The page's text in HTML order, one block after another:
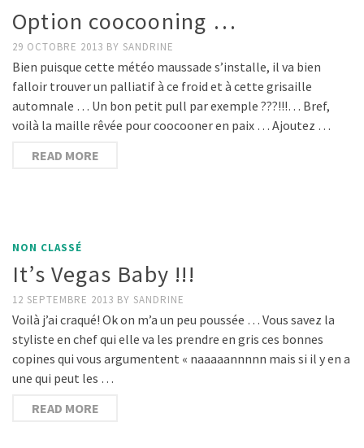
Option coocooning …
29 OCTOBRE 2013 BY SANDRINE
Bien puisque cette météo maussade s’installe, il va bien
falloir trouver un palliatif à ce froid et à cette grisaille
automnale … Un bon petit pull par exemple ???!!!… Bref,
voilà la maille rêvée pour coocooner en paix … Ajoutez …
READ MORE
NON CLASSÉ
It’s Vegas Baby !!!
12 SEPTEMBRE 2013 BY SANDRINE
Voilà j’ai craqué! Ok on m’a un peu poussée … Vous savez la
styliste en chef qui elle va les prendre en gris ces bonnes
copines qui vous argumentent « naaaaannnnn mais si il y en a
une qui peut les …
READ MORE